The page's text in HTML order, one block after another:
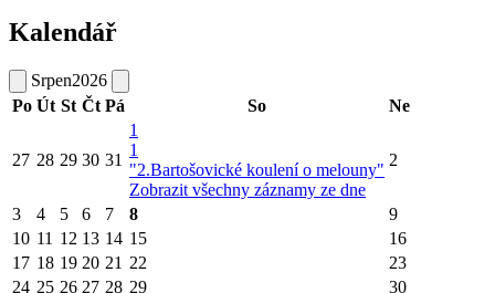
Kalendář
Srpen2026
Po Út St Čt Pá So Ne
27 28 29 30 31
1
1
"2.Bartošovické koulení o melouny"
Zobrazit všechny záznamy ze dne
2
3 4 5 6 7 8
9
10 11 12 13 14 15
16
17 18 19 20 21 22
23
24 25 26 27 28 29 30